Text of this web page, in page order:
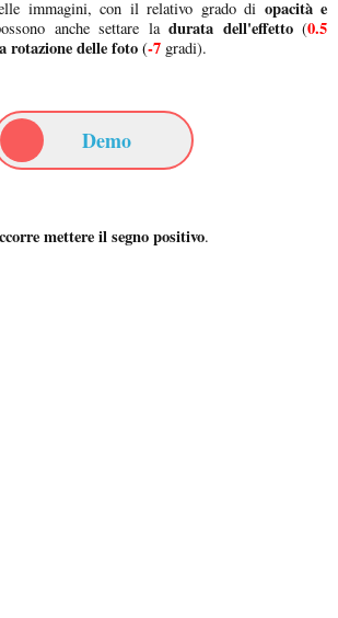
immagini, con il relativo grado di opacità e
anche settare la durata dell'effetto(0.5
rotazione delle foto (-7 gradi).
Demo
mettere il segno positivo.